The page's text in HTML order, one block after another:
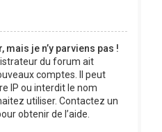
mais je n’y parviens pas !
du forum ait
comptes. Il peut
IP ou interdit le nom
utiliser. Contactez un
obtenir de l’aide.